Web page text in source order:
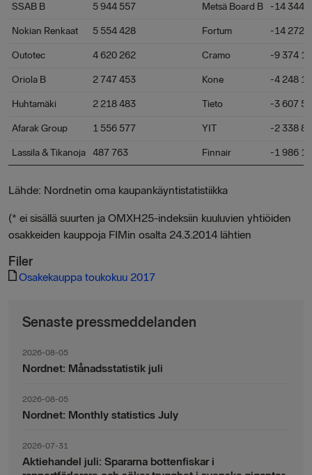
SSAB B 5 944 557 Metsä Board B -14 344
Nokian Renkaat 5 554 428 Fortum -14 272
Outotec 4 620 262 Cramo -9 374
Oriola B 2 747 453 Kone -4 248
Huhtamäki 2 218 483 Tieto -3 607
Afarak Group 1 556 577 YIT -2 338
Lassila & Tikanoja 487 763 Finnair -1 986
Lähde: Nordnetin oma kaupankäyntistatistiikka
(* ei sisällä suurten ja OMXH25-indeksiin kuuluvien yhtiöiden
osakkeiden kauppoja FIMin osalta 24.3.2014 lähtien
Filer
Osakekauppa toukokuu 2017
Senaste pressmeddelanden
2026-08-05
Nordnet: Månadsstatistik juli
2026-08-05
Nordnet: Monthly statistics July
2026-07-31
Aktiehandel juli: Spararna bottenfiskar i